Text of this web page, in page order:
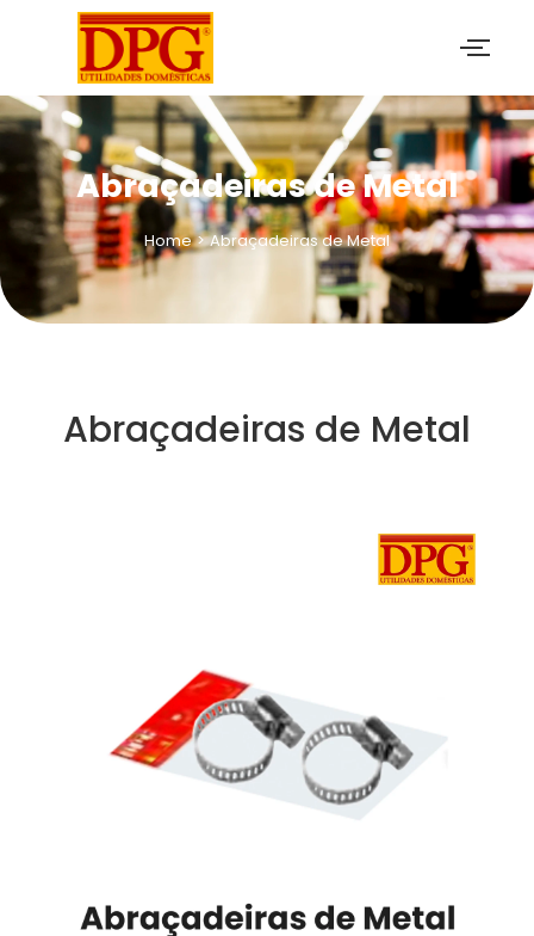
Abraçadeiras de Metal
Home > Abraçadeiras de Metal
Abraçadeiras de Metal